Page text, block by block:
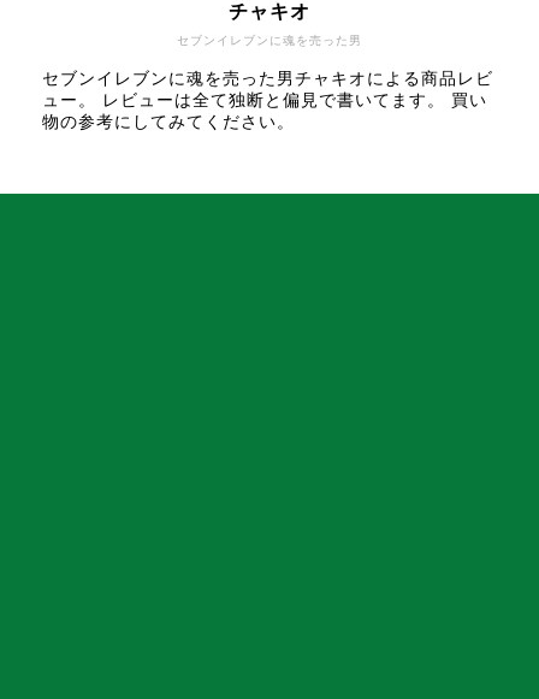
セブンイレブンに魂を売った男
チャキオ
セブンイレブンに魂を売った男チャキオによる商品レビ
ュー。 レビューは全て独断と偏見で書いてます。 買い
物の参考にしてみてください。